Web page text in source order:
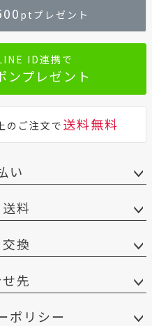
へ
ptプレゼント
ID連携で
ンプレゼント
ご注文で 送料無料
い
料
換
先
ポリシー